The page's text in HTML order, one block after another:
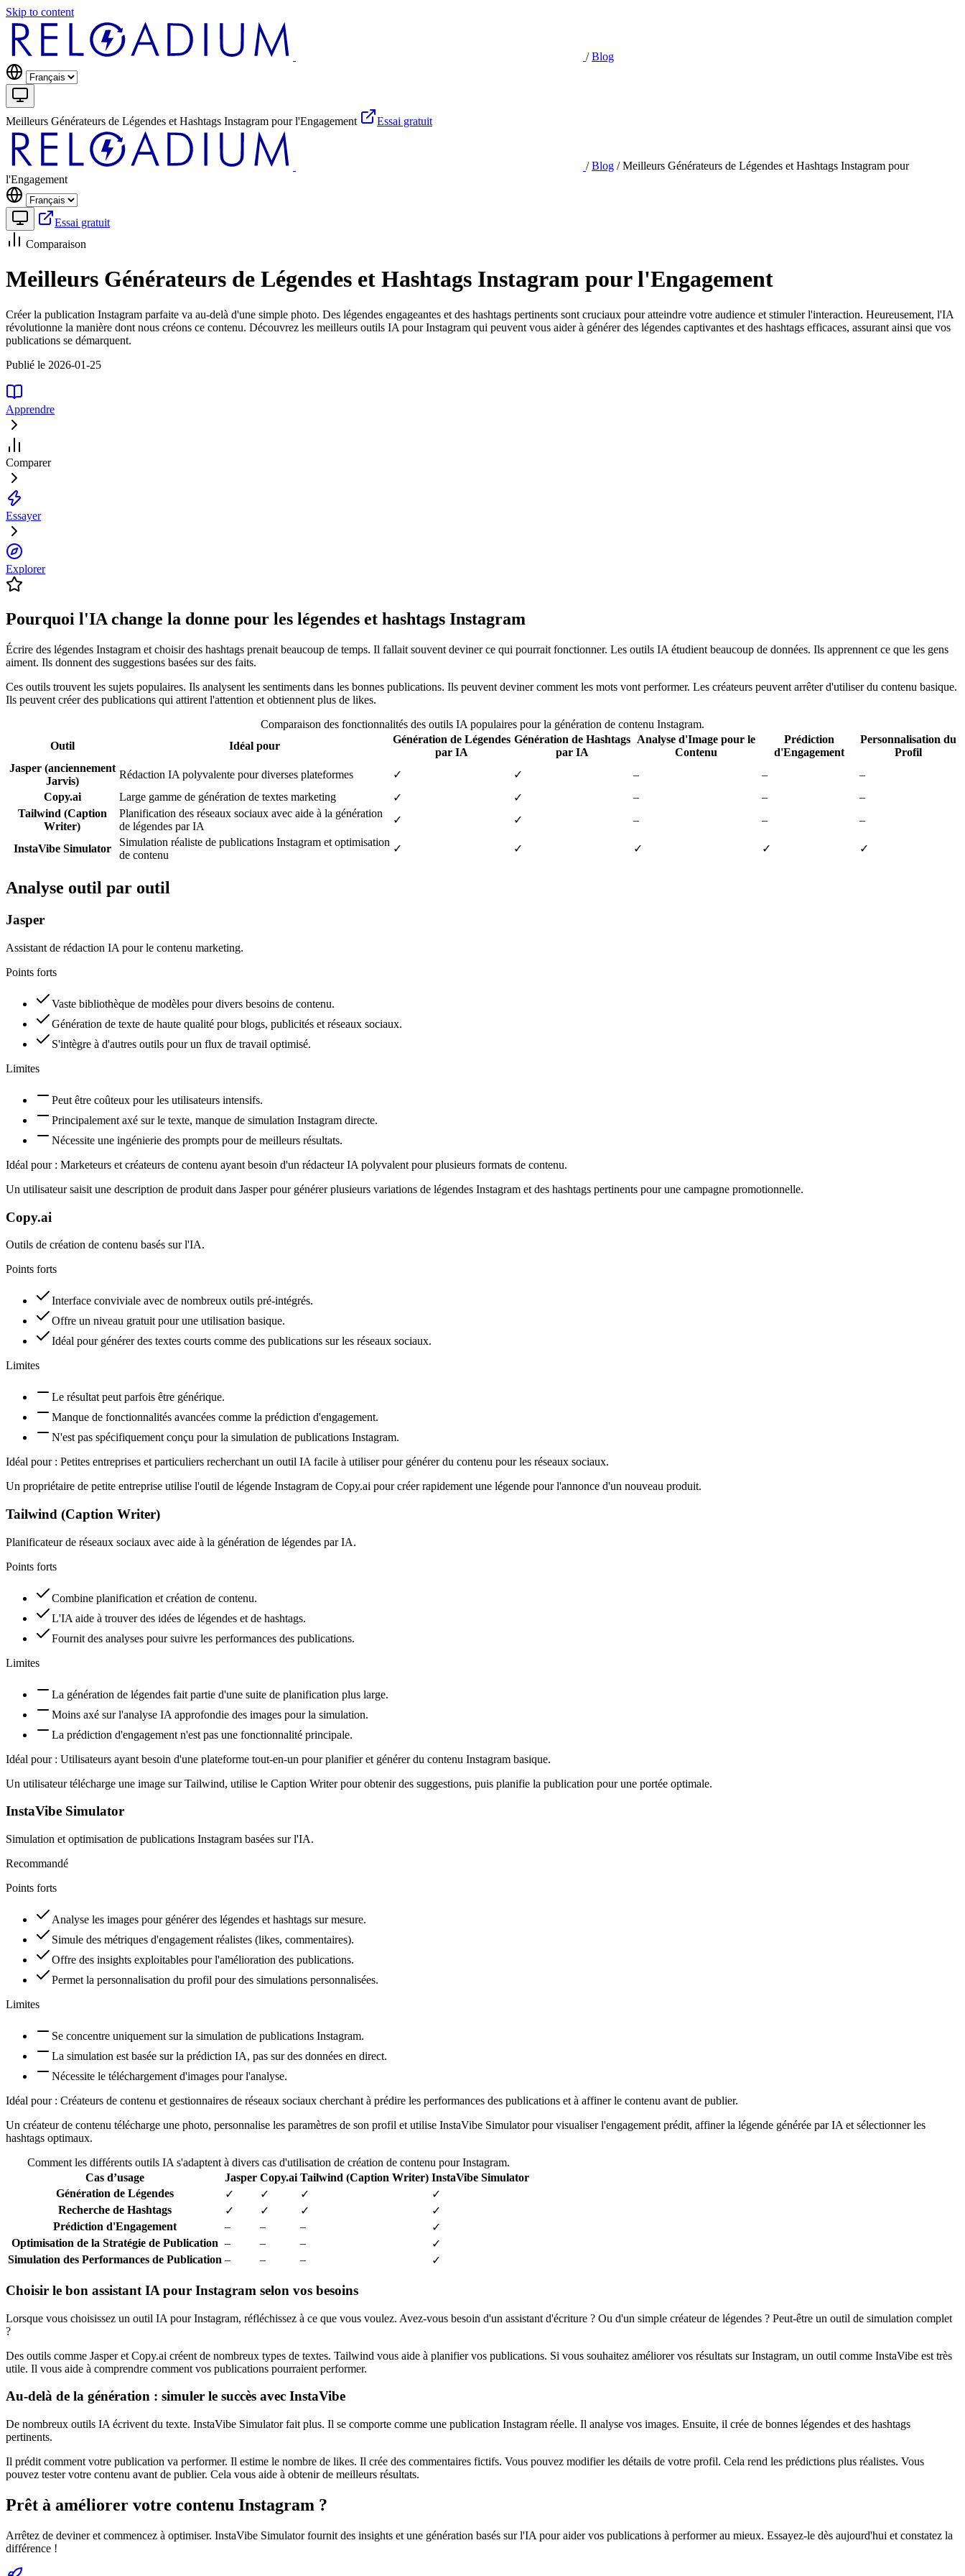
Skip to content
/ Blog
Meilleurs Générateurs de Légendes et Hashtags Instagram pour l'Engagement Essai gratuit
/ Blog / Meilleurs Générateurs de Légendes et Hashtags Instagram pour
l'Engagement
Essai gratuit
Comparaison
Meilleurs Générateurs de Légendes et Hashtags Instagram pour l'Engagement
Créer la publication Instagram parfaite va au-delà d'une simple photo. Des légendes engageantes et des hashtags pertinents sont cruciaux pour atteindre votre audience et stimuler l'interaction. Heureusement, l'IA
révolutionne la manière dont nous créons ce contenu. Découvrez les meilleurs outils IA pour Instagram qui peuvent vous aider à générer des légendes captivantes et des hashtags efficaces, assurant ainsi que vos
publications se démarquent.
Publié le 2026-01-25
Apprendre
Comparer
Essayer
Explorer
Pourquoi l'IA change la donne pour les légendes et hashtags Instagram
Écrire des légendes Instagram et choisir des hashtags prenait beaucoup de temps. Il fallait souvent deviner ce qui pourrait fonctionner. Les outils IA étudient beaucoup de données. Ils apprennent ce que les gens
aiment. Ils donnent des suggestions basées sur des faits.
Ces outils trouvent les sujets populaires. Ils analysent les sentiments dans les bonnes publications. Ils peuvent deviner comment les mots vont performer. Les créateurs peuvent arrêter d'utiliser du contenu basique.
Ils peuvent créer des publications qui attirent l'attention et obtiennent plus de likes.
Comparaison des fonctionnalités des outils IA populaires pour la génération de contenu Instagram.
Outil
Idéal pour
Génération de Légendes
par IA
Génération de Hashtags
par IA
Analyse d'Image pour le
Contenu
Prédiction
d'Engagement
Personnalisation du
Profil
Jasper (anciennement
Jarvis)
Rédaction IA polyvalente pour diverses plateformes ✓ ✓ – –
–
Copy.ai
Large gamme de génération de textes marketing ✓ ✓ – –
–
Tailwind (Caption
Writer)
Planification des réseaux sociaux avec aide à la génération
de légendes par IA
✓ ✓ – – –
InstaVibe Simulator
Simulation réaliste de publications Instagram et optimisation
de contenu
✓ ✓ ✓ ✓ ✓
Analyse outil par outil
Jasper
Assistant de rédaction IA pour le contenu marketing.
Points forts
Vaste bibliothèque de modèles pour divers besoins de contenu.
Génération de texte de haute qualité pour blogs, publicités et réseaux sociaux.
S'intègre à d'autres outils pour un flux de travail optimisé.
Limites
Peut être coûteux pour les utilisateurs intensifs.
Principalement axé sur le texte, manque de simulation Instagram directe.
Nécessite une ingénierie des prompts pour de meilleurs résultats.
Idéal pour : Marketeurs et créateurs de contenu ayant besoin d'un rédacteur IA polyvalent pour plusieurs formats de contenu.
Un utilisateur saisit une description de produit dans Jasper pour générer plusieurs variations de légendes Instagram et des hashtags pertinents pour une campagne promotionnelle.
Copy.ai
Outils de création de contenu basés sur l'IA.
Points forts
Interface conviviale avec de nombreux outils pré-intégrés.
Offre un niveau gratuit pour une utilisation basique.
Idéal pour générer des textes courts comme des publications sur les réseaux sociaux.
Limites
Le résultat peut parfois être générique.
Manque de fonctionnalités avancées comme la prédiction d'engagement.
N'est pas spécifiquement conçu pour la simulation de publications Instagram.
Idéal pour : Petites entreprises et particuliers recherchant un outil IA facile à utiliser pour générer du contenu pour les réseaux sociaux.
Un propriétaire de petite entreprise utilise l'outil de légende Instagram de Copy.ai pour créer rapidement une légende pour l'annonce d'un nouveau produit.
Tailwind (Caption Writer)
Planificateur de réseaux sociaux avec aide à la génération de légendes par IA.
Points forts
Combine planification et création de contenu.
L'IA aide à trouver des idées de légendes et de hashtags.
Fournit des analyses pour suivre les performances des publications.
Limites
La génération de légendes fait partie d'une suite de planification plus large.
Moins axé sur l'analyse IA approfondie des images pour la simulation.
La prédiction d'engagement n'est pas une fonctionnalité principale.
Idéal pour : Utilisateurs ayant besoin d'une plateforme tout-en-un pour planifier et générer du contenu Instagram basique.
Un utilisateur télécharge une image sur Tailwind, utilise le Caption Writer pour obtenir des suggestions, puis planifie la publication pour une portée optimale.
InstaVibe Simulator
Simulation et optimisation de publications Instagram basées sur l'IA.
Recommandé
Points forts
Analyse les images pour générer des légendes et hashtags sur mesure.
Simule des métriques d'engagement réalistes (likes, commentaires).
Offre des insights exploitables pour l'amélioration des publications.
Permet la personnalisation du profil pour des simulations personnalisées.
Limites
Se concentre uniquement sur la simulation de publications Instagram.
La simulation est basée sur la prédiction IA, pas sur des données en direct.
Nécessite le téléchargement d'images pour l'analyse.
Idéal pour : Créateurs de contenu et gestionnaires de réseaux sociaux cherchant à prédire les performances des publications et à affiner le contenu avant de publier.
Un créateur de contenu télécharge une photo, personnalise les paramètres de son profil et utilise InstaVibe Simulator pour visualiser l'engagement prédit, affiner la légende générée par IA et sélectionner les
hashtags optimaux.
Comment les différents outils IA s'adaptent à divers cas d'utilisation de création de contenu pour Instagram.
Cas d’usage
Jasper Copy.ai Tailwind (Caption Writer) InstaVibe Simulator
Génération de Légendes
✓ ✓ ✓
✓
Recherche de Hashtags
✓ ✓ ✓
✓
Prédiction d'Engagement
– – –
✓
Optimisation de la Stratégie de Publication – – –
✓
Simulation des Performances de Publication – – – ✓
Choisir le bon assistant IA pour Instagram selon vos besoins
Lorsque vous choisissez un outil IA pour Instagram, réfléchissez à ce que vous voulez. Avez-vous besoin d'un assistant d'écriture ? Ou d'un simple créateur de légendes ? Peut-être un outil de simulation complet
?
Des outils comme Jasper et Copy.ai créent de nombreux types de textes. Tailwind vous aide à planifier vos publications. Si vous souhaitez améliorer vos résultats sur Instagram, un outil comme InstaVibe est très
utile. Il vous aide à comprendre comment vos publications pourraient performer.
Au-delà de la génération : simuler le succès avec InstaVibe
De nombreux outils IA écrivent du texte. InstaVibe Simulator fait plus. Il se comporte comme une publication Instagram réelle. Il analyse vos images. Ensuite, il crée de bonnes légendes et des hashtags
pertinents.
Il prédit comment votre publication va performer. Il estime le nombre de likes. Il crée des commentaires fictifs. Vous pouvez modifier les détails de votre profil. Cela rend les prédictions plus réalistes. Vous
pouvez tester votre contenu avant de publier. Cela vous aide à obtenir de meilleurs résultats.
Prêt à améliorer votre contenu Instagram ?
Arrêtez de deviner et commencez à optimiser. InstaVibe Simulator fournit des insights et une génération basés sur l'IA pour aider vos publications à performer au mieux. Essayez-le dès aujourd'hui et constatez la
différence !